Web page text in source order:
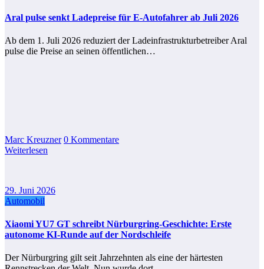
Aral pulse senkt Ladepreise für E-Autofahrer ab Juli 2026
Ab dem 1. Juli 2026 reduziert der Ladeinfrastrukturbetreiber Aral
pulse die Preise an seinen öffentlichen…
Marc Kreuzner 0 Kommentare
Weiterlesen
29. Juni 2026
Automobil
Xiaomi YU7 GT schreibt Nürburgring-Geschichte: Erste
autonome KI-Runde auf der Nordschleife
Der Nürburgring gilt seit Jahrzehnten als eine der härtesten